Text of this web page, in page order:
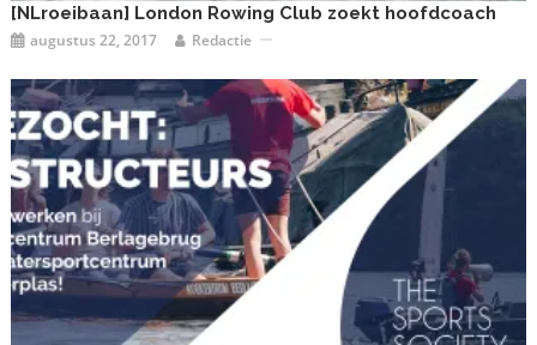
[NLroeibaan] London Rowing Club zoekt hoofdcoach
augustus 22, 2017 Redactie